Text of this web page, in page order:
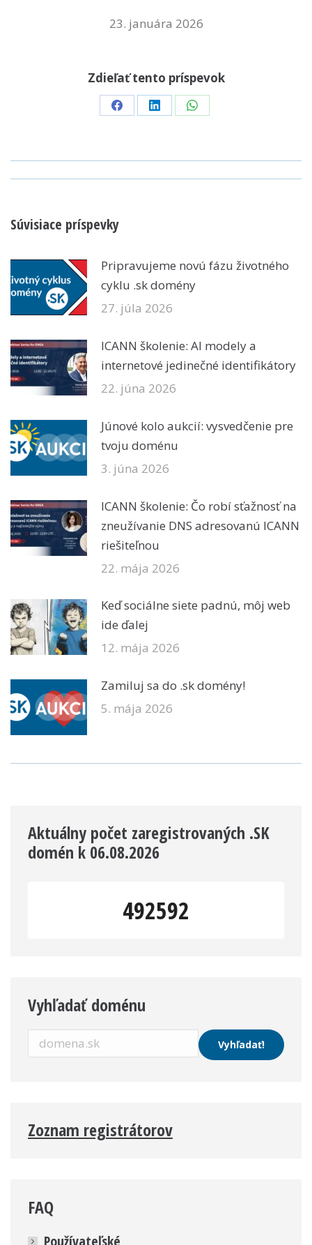
23. januára 2026
Zdieľať tento príspevok
Share
Facebook
Share
LinkedIn
Share
WhatsApp
Súvisiace príspevky
Pripravujeme novú fázu životného
cyklu .sk domény
27. júla 2026
ICANN školenie: AI modely a
internetové jedinečné identifikátory
22. júna 2026
Júnové kolo aukcií: vysvedčenie pre
tvoju doménu
3. júna 2026
ICANN školenie: Čo robí sťažnosť na
zneužívanie DNS adresovanú ICANN
riešiteľnou
22. mája 2026
Keď sociálne siete padnú, môj web
ide ďalej
12. mája 2026
Zamiluj sa do .sk domény!
5. mája 2026
Aktuálny počet zaregistrovaných .SK
domén k 06.08.2026
492592
Vyhľadať doménu
Zoznam registrátorov
FAQ
Používateľské